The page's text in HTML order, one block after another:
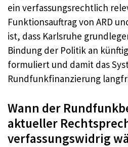
ein verfassungsrechtlich
Funktionsauftrag von ARD
ist, dass Karlsruhe
Bindung der Politik an
formuliert und damit das
Rundfunkfinanzierung
Wann der
aktueller
verfassungswidrig